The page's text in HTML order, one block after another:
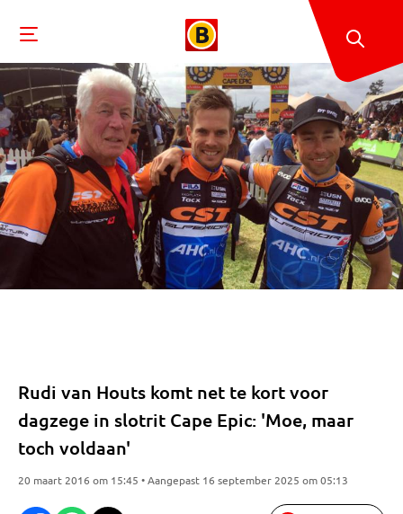
Rudi van Houts komt net te kort voor
dagzege in slotrit Cape Epic: 'Moe, maar
toch voldaan'
20 maart 2016 om 15:45 • Aangepast 16 september 2025 om 05:13